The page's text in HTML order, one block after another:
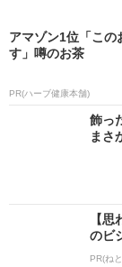
アマゾン1位「この
す」噂のお茶
PR(ハーブ健康本舗)
飾っ
まさ
【
のビ
PR(ね